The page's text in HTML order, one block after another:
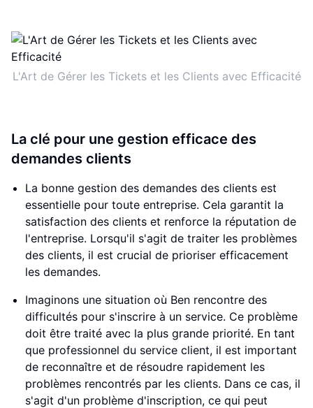
L'Art de Gérer les Tickets et les Clients avec Efficacité
La clé pour une gestion efficace des
demandes clients
La bonne gestion des demandes des clients est
essentielle pour toute entreprise. Cela garantit la
satisfaction des clients et renforce la réputation de
l'entreprise. Lorsqu'il s'agit de traiter les problèmes
des clients, il est crucial de prioriser efficacement
les demandes.
Imaginons une situation où Ben rencontre des
difficultés pour s'inscrire à un service. Ce problème
doit être traité avec la plus grande priorité. En tant
que professionnel du service client, il est important
de reconnaître et de résoudre rapidement les
problèmes rencontrés par les clients. Dans ce cas, il
s'agit d'un problème d'inscription, ce qui peut